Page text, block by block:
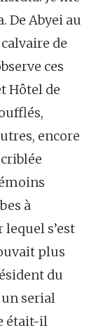
De Abyei au
de
ces
Hôtel de
encore
à
s’est
plus
du
serial
était-il